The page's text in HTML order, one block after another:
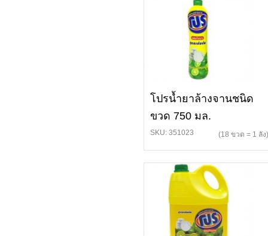
โปรน้ำยาล้างจานชนิด
ขวด 750 มล.
SKU: 351023 (18 ขวด = 1 ลัง)